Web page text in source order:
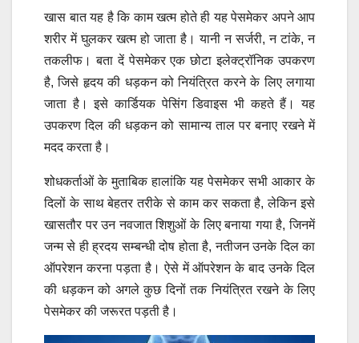
खास बात यह है कि काम खत्म होते ही यह पेसमेकर अपने आप
शरीर में घुलकर खत्म हो जाता है। यानी न सर्जरी, न टांके, न
तकलीफ। बता दें पेसमेकर एक छोटा इलेक्ट्रॉनिक उपकरण
है, जिसे हृदय की धड़कन को नियंत्रित करने के लिए लगाया
जाता है। इसे कार्डियक पेसिंग डिवाइस भी कहते हैं। यह
उपकरण दिल की धड़कन को सामान्य ताल पर बनाए रखने में
मदद करता है।
शोधकर्ताओं के मुताबिक हालांकि यह पेसमेकर सभी आकार के
दिलों के साथ बेहतर तरीके से काम कर सकता है, लेकिन इसे
खासतौर पर उन नवजात शिशुओं के लिए बनाया गया है, जिनमें
जन्म से ही ह्रदय सम्बन्धी दोष होता है, नतीजन उनके दिल का
ऑपरेशन करना पड़ता है। ऐसे में ऑपरेशन के बाद उनके दिल
की धड़कन को अगले कुछ दिनों तक नियंत्रित रखने के लिए
पेसमेकर की जरूरत पड़ती है।